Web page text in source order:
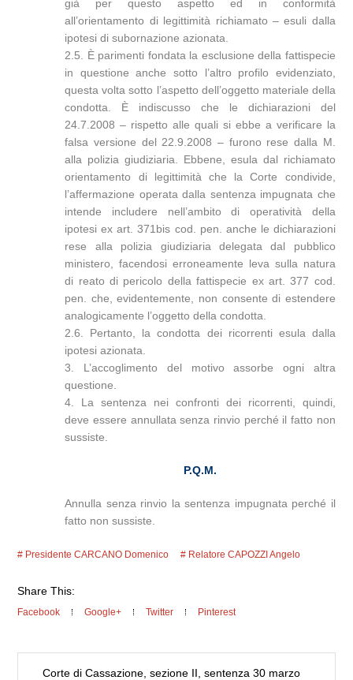
già per questo aspetto ed in conformità
all’orientamento di legittimità richiamato – esuli dalla
ipotesi di subornazione azionata.
2.5. È parimenti fondata la esclusione della fattispecie
in questione anche sotto l’altro profilo evidenziato,
questa volta sotto l’aspetto dell’oggetto materiale della
condotta. È indiscusso che le dichiarazioni del
24.7.2008 – rispetto alle quali si ebbe a verificare la
falsa versione del 22.9.2008 – furono rese dalla M.
alla polizia giudiziaria. Ebbene, esula dal richiamato
orientamento di legittimità che la Corte condivide,
l’affermazione operata dalla sentenza impugnata che
intende includere nell’ambito di operatività della
ipotesi ex art. 371bis cod. pen. anche le dichiarazioni
rese alla polizia giudiziaria delegata dal pubblico
ministero, facendosi erroneamente leva sulla natura
di reato di pericolo della fattispecie ex art. 377 cod.
pen. che, evidentemente, non consente di estendere
analogicamente l’oggetto della condotta.
2.6. Pertanto, la condotta dei ricorrenti esula dalla
ipotesi azionata.
3. L’accoglimento del motivo assorbe ogni altra
questione.
4. La sentenza nei confronti dei ricorrenti, quindi,
deve essere annullata senza rinvio perché il fatto non
sussiste.
P.Q.M.
Annulla senza rinvio la sentenza impugnata perché il
fatto non sussiste.
Presidente CARCANO Domenico Relatore CAPOZZI Angelo
Share This:
Facebook Google+ Twitter Pinterest
Corte di Cassazione, sezione II, sentenza 30 marzo